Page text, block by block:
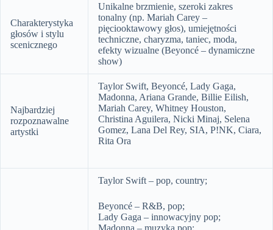
Charakterystyka
głosów i stylu
scenicznego
Unikalne brzmienie, szeroki zakres
tonalny (np. Mariah Carey –
pięciooktawowy głos), umiejętności
techniczne, charyzma, taniec, moda,
efekty wizualne (Beyoncé – dynamiczne
show)
Najbardziej
rozpoznawalne
artystki
Taylor Swift, Beyoncé, Lady Gaga,
Madonna, Ariana Grande, Billie Eilish,
Mariah Carey, Whitney Houston,
Christina Aguilera, Nicki Minaj, Selena
Gomez, Lana Del Rey, SIA, P!NK, Ciara,
Rita Ora
Taylor Swift – pop, country;
Beyoncé – R&B, pop;
Lady Gaga – innowacyjny pop;
Madonna – muzyka pop;